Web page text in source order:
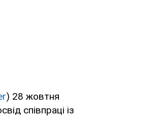
) 28 жовтня
співпраці із